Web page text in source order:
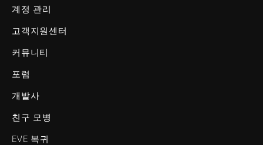
계정 관리
고객지원센터
커뮤니티
포럼
개발사
친구 모병
EVE 복귀